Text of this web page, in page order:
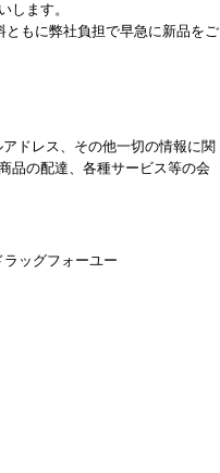
します。
もに弊社負担で早急に新品をご
ドレス、その他一切の情報に関
品の配達、各種サービス等の会
ッグフォーユー